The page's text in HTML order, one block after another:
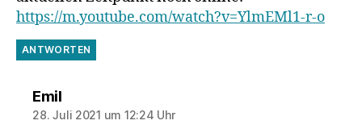
https://m.youtube.com/watch?v=YlmEMl1-r-o
ANTWORTEN
Emilsagt:
28. Juli 2021 um 12:24 Uhr